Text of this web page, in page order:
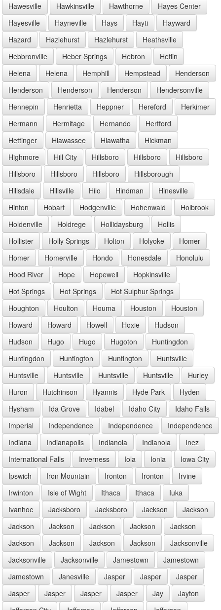
Hawesville
Hawkinsville Hawthorne
Hayes Center
Hayesville
Hayneville Hays Hayti
Hayward
Hazard
Hazlehurst Hazlehurst
Heathsville
Hebbronville
Heber Springs Hebron
Heflin
Helena
Helena Hemphill Hempstead
Henderson
Henderson
Henderson Henderson
Hendersonville
Hennepin
Henrietta Heppner Hereford
Herkimer
Hermann
Hermitage Hernando
Hertford
Hettinger
Hiawassee Hiawatha
Hickman
Highmore
Hill City Hillsboro Hillsboro
Hillsboro
Hillsboro
Hillsboro Hillsboro
Hillsborough
Hillsdale
Hillsville Hilo Hindman
Hinesville
Hinton
Hobart Hodgenville Hohenwald
Holbrook
Holdenville
Holdrege Hollidaysburg
Hollis
Hollister
Holly Springs Holton Holyoke
Homer
Homer
Homerville Hondo Honesdale
Honolulu
Hood River
Hope Hopewell
Hopkinsville
Hot Springs
Hot Springs
Hot Sulphur Springs
Houghton
Houlton Houma Houston
Houston
Howard
Howard Howell Hoxie
Hudson
Hudson
Hugo Hugo Hugoton
Huntingdon
Huntingdon
Huntington Huntington
Huntsville
Huntsville
Huntsville Huntsville Huntsville
Hurley
Huron
Hutchinson Hyannis Hyde Park
Hyden
Hysham
Ida Grove Idabel Idaho City
Idaho Falls
Imperial
Independence Independence
Independence
Indiana
Indianapolis Indianola Indianola
Inez
International Falls
Inverness Iola Ionia
Iowa City
Ipswich
Iron Mountain Ironton Ironton
Irvine
Irwinton
Isle of Wight Ithaca Ithaca
Iuka
Ivanhoe
Jacksboro Jacksboro Jackson
Jackson
Jackson
Jackson Jackson Jackson
Jackson
Jackson
Jackson Jackson Jackson
Jacksonville
Jacksonville
Jacksonville Jamestown
Jamestown
Jamestown
Janesville Jasper Jasper
Jasper
Jasper
Jasper Jasper Jasper Jay
Jayton